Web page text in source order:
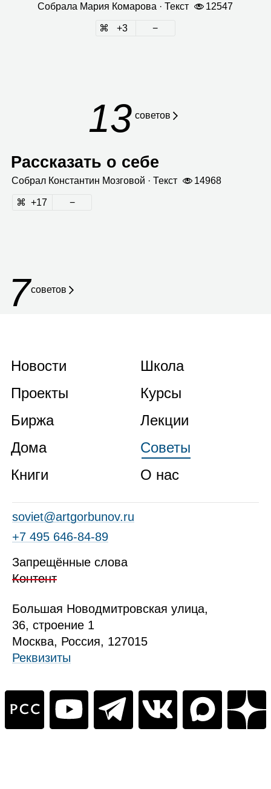
Собрала Мария Кома­рова · Текст 12547
3
13 сове­тов
Рассказать о себе
Собрал Кон­стан­тин Моз­го­вой · Текст 14968
17
7советов
Новости
Проекты
Биржа
Дома
Книги
Школа
Курсы
Лекции
Советы
О нас
soviet@artgorbunov.ru
+7 495 646‑84‑89
Запрещённые слова
Контент
Большая Новодмитровская улица,
36, строение 1
Москва, Россия, 127015
Реквизиты